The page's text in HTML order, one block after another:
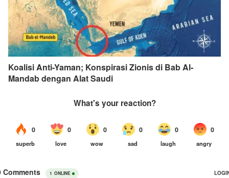
Koalisi Anti-Yaman; Konspirasi Zionis di Bab Al-
Mandab dengan Alat Saudi